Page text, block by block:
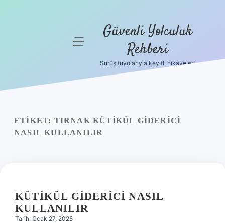
Yasal Uyarı
menüyü Güvenli Yolculuk
Rehberi
Sürüş tüyolarıyla keyifli hikayeler!
ETIKET: TIRNAK KÜTIKÜL GIDERICI
NASIL KULLANILIR
KÜTIKÜL GIDERICI NASIL
KULLANILIR
Tarih: Ocak 27, 2025